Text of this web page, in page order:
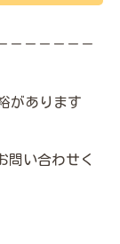
－－－－－－
があります
問い合わせく